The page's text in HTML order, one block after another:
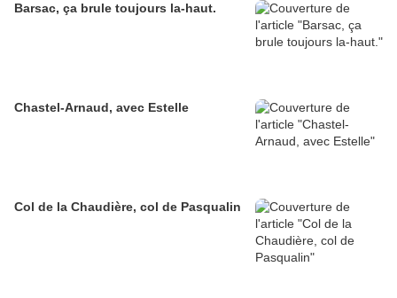
Barsac, ça brule toujours la-haut.
Chastel-Arnaud, avec Estelle
Col de la Chaudière, col de Pasqualin